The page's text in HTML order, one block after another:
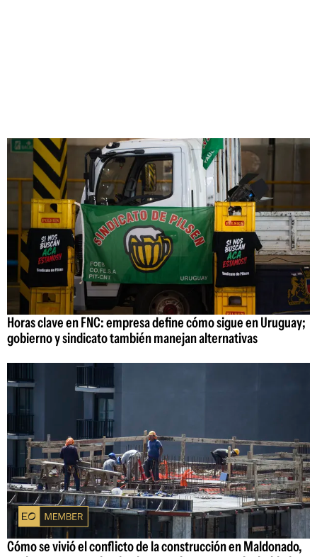
Horas clave en FNC: empresa define cómo sigue en Uruguay;
gobierno y sindicato también manejan alternativas
Cómo se vivió el conflicto de la construcción en Maldonado,